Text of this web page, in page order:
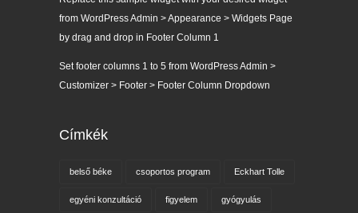
from WordPress Admin > Appearance > Widgets Page
by drag and drop in Footer Column 1
Set footer columns 1 to 5 from WordPress Admin >
Customizer > Footer > Footer Column Dropdown
Címkék
belső béke csoportos program Eckhart Tolle
egyéni konzultáció figyelem gyógyulás